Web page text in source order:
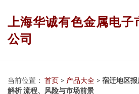
上海华诚有色金属电子
公司
当前位置： 首页 > 产品大全 > 宿迁地区
解析 流程、风险与市场前景